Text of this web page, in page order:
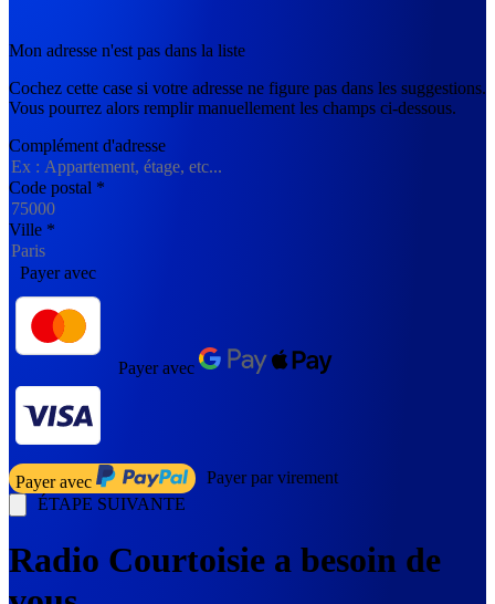
Mon adresse n'est pas dans la liste
Cochez cette case si votre adresse ne figure pas dans les suggestions.
Vous pourrez alors remplir manuellement les champs ci-dessous.
Complément d'adresse
Code postal *
Ville *
Payer avec
Payer avec
Payer avec
Payer par virement
ÉTAPE SUIVANTE
Radio Courtoisie a besoin de